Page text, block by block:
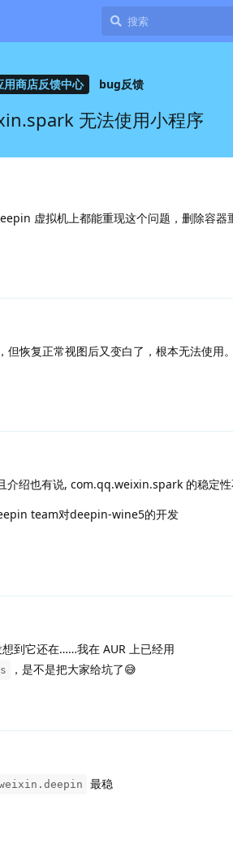
用商店反馈中心 bug反馈
无法使用小程序
虚拟机上都能重现这个问题，删除容器
恢复正常视图后又变白了，根本无法使用
绍也有说, com.qq.weixin.spark 的稳定性
team对deepin-wine5的开发
到它还在……我在 AUR 上已经用
，是不是把大家给坑了😅
最稳